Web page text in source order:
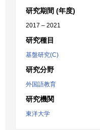
研究期間 (年度)
2017 – 2021
研究種目
基盤研究(C)
研究分野
外国語教育
研究機関
東洋大学